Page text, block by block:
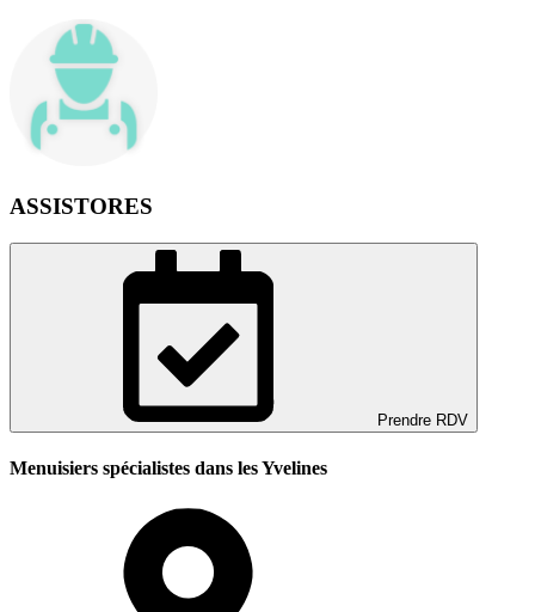
ASSISTORES
Prendre RDV
Menuisiers spécialistes dans les Yvelines